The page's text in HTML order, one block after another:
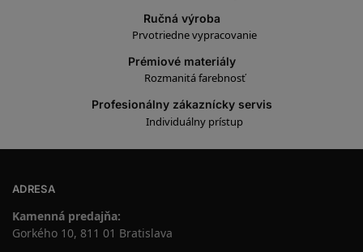
Ručná výroba
Prvotriedne vypracovanie
Prémiové materiály
Rozmanitá farebnosť
Profesionálny zákaznícky servis
Individuálny prístup
ADRESA
Kamenná predajňa:
Gorkého 10, 811 01 Bratislava